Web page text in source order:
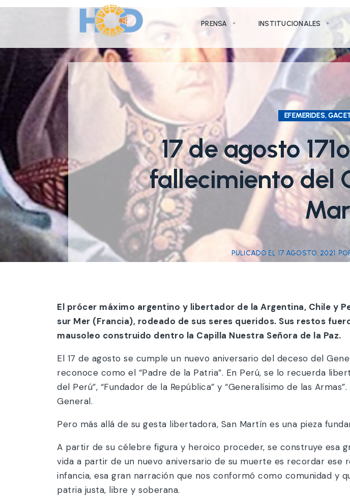
PRENSA INSTITUCIONALES
EFEMERIDES,
17 de agosto
fallecimiento del
PULICADO EL 17 AGOSTO, 2021
El prócer máximo argentino y libertador de la Argentina, Chile y
sur Mer (Francia), rodeado de sus seres queridos. Sus restos
mausoleo construido dentro la Capilla Nuestra Señora de la Paz.
El 17 de agosto se cumple un nuevo aniversario del deceso del
reconoce como el “Padre de la Patria”. En Perú, se lo recuerda
del Perú”, “Fundador de la República” y “Generalísimo de las
General.
Pero más allá de su gesta libertadora, San Martín es una pieza
A partir de su célebre figura y heroico proceder, se construye esa
vida a partir de un nuevo aniversario de su muerte es recordar
infancia, esa gran narración que nos conformó como comunidad y
patria justa, libre y soberana.